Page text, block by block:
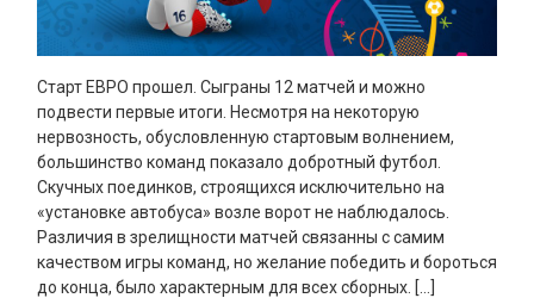
Старт ЕВРО прошел. Сыграны 12 матчей и можно
подвести первые итоги. Несмотря на некоторую
нервозность, обусловленную стартовым волнением,
большинство команд показало добротный футбол.
Скучных поединков, строящихся исключительно на
«установке автобуса» возле ворот не наблюдалось.
Различия в зрелищности матчей связанны с самим
качеством игры команд, но желание победить и бороться
до конца, было характерным для всех сборных. […]